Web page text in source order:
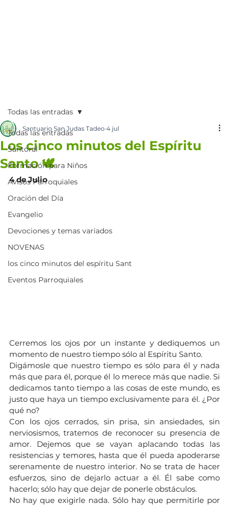
Todas las entradas
Santoral
Formación para Niños
Avisos Parroquiales
Oración del Día
Evangelio
Devociones y temas variados
NOVENAS
los cinco minutos del espíritu Sant
Eventos Parroquiales
Todas las entradas
Los cinco minutos del Espíritu
Santo 🕊️
Santuario San Judas Tadeo 4 jul
4 de Julio
Cerremos los ojos por un instante y dediquemos un
momento de nuestro tiempo sólo al Espíritu Santo.
Digámosle que nuestro tiempo es sólo para él y nada
más que para él, porque él lo merece más que nadie. Si
dedicamos tanto tiempo a las cosas de este mundo, es
justo que haya un tiempo exclusivamente para él. ¿Por
qué no?
Con los ojos cerrados, sin prisa, sin ansiedades, sin
nerviosismos, tratemos de reconocer su presencia de
amor. Dejemos que se vayan aplacando todas las
resistencias y temores, hasta que él pueda apoderarse
serenamente de nuestro interior. No se trata de hacer
esfuerzos, sino de dejarlo actuar a él. Él sabe como
hacerlo; sólo hay que dejar de ponerle obstáculos.
No hay que exigirle nada. Sólo hay que permitirle por